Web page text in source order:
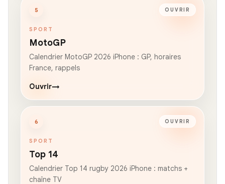
5 OUVRIR
SPORT
MotoGP
Calendrier MotoGP 2026 iPhone : GP, horaires
France, rappels
Ouvrir→
6 OUVRIR
SPORT
Top 14
Calendrier Top 14 rugby 2026 iPhone : matchs +
chaîne TV